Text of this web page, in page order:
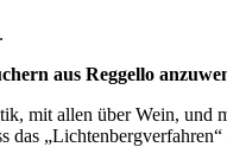
aus Reggello
mit allen über Wein,